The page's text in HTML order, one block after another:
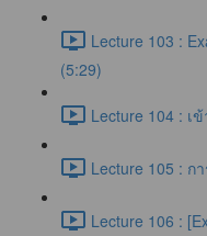
Lecture 103 :
(5:29)
Lecture 104 : เ
Lecture 105 : ก
Lecture 106 :